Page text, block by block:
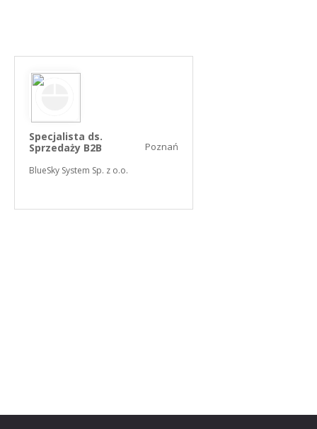
Specjalista ds.
Sprzedaży B2B
BlueSky System Sp. z o.o.
Poznań